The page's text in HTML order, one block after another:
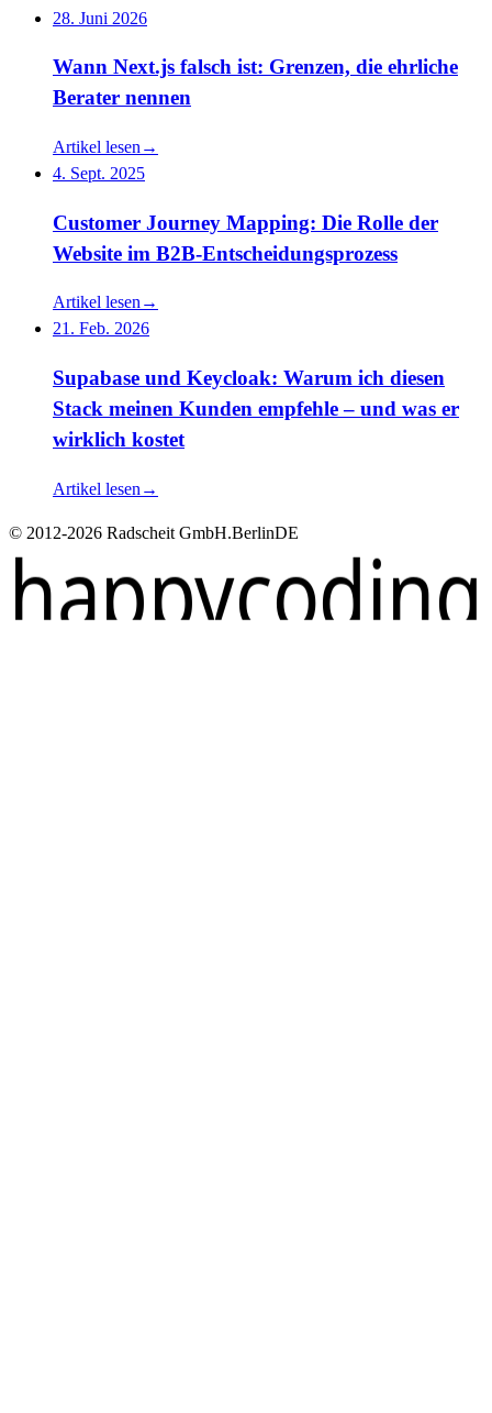
28. Juni 2026
Wann Next.js falsch ist: Grenzen, die ehrliche
Berater nennen
Artikel lesen →
4. Sept. 2025
Customer Journey Mapping: Die Rolle der
Website im B2B-Entscheidungsprozess
Artikel lesen→
21. Feb. 2026
Supabase und Keycloak: Warum ich diesen
Stack meinen Kunden empfehle – und was er
wirklich kostet
Artikel lesen →
© 2012-2026 Radscheit GmbH.BerlinDE
happycoding